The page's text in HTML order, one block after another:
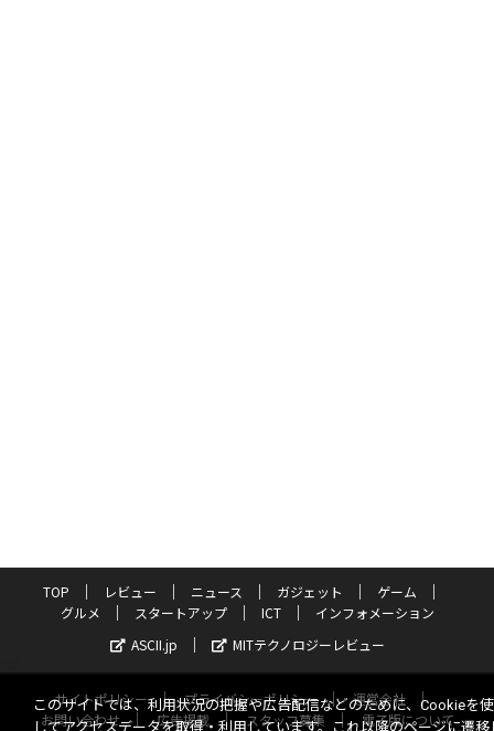
TOP レビュー ニュース ガジェット
ゲーム
グルメ
スタートアップ ICT
インフォメーション
ASCII.jp
MITテクノロジーレビュー
サイトポリシー プライバシーポリシー
運営会社
お問い合わせ
広告掲載 スタッフ募集 電子版について
このサイトでは、利用状況の把握や広告配信などのために、Cookieを
してアクセスデータを取得・利用しています。これ以降のページに遷移